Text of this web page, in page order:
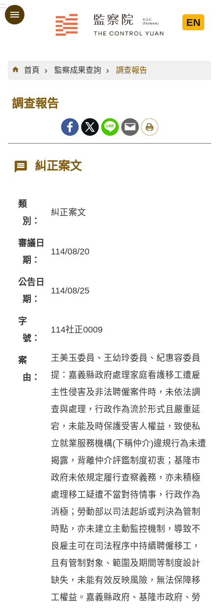
跳到主要內容區塊
:::
EN
:::
首頁
監察成果查詢 調查報告
調查報告
糾正案文
類
別：
糾正案文
審議日
期：
114/08/20
公告日
期：
114/08/25
字
號：
114社正0009
案
由：
王美玉委員、王幼玲委員、紀惠容委員
提：嘉義縣政府處理家庭看護移工遭雇
主性侵害及非法聘僱案件時，未依法調
查與處理，行政作為流於形式且嚴重延
宕，未能及時保護受害人權益，致使私
立就業服務機構(下稱仲介)違規行為未遭
揭露，背離仲介評鑑制度初衷；基隆市
政府未依規定履行查察義務，亦未積極
處理移工疑遭不當對待情事，行政作為
消極；勞動部以司法起訴或判決為管制
時點，亦未建立主動監控機制，導致不
良雇主可在司法程序中持續聘僱移工，
且有管制對象、範圍及期間等制度設計
缺失，未能有效反映風險，無法保障移
工權益。嘉義縣政府、基隆市政府、勞